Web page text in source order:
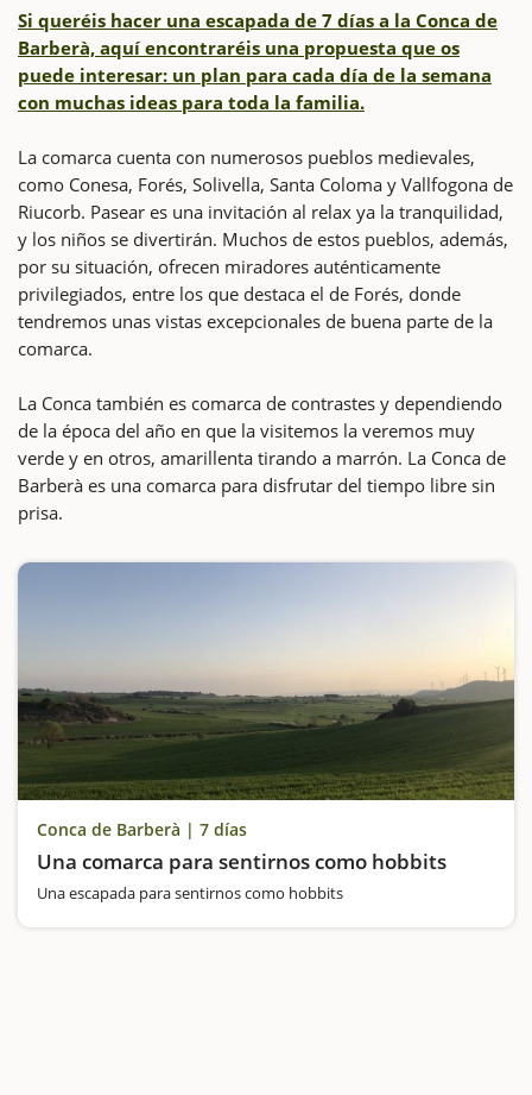
Si queréis hacer una escapada de 7 días a la Conca de
Barberà, aquí encontraréis una propuesta que os
puede interesar: un plan para cada día de la semana
con muchas ideas para toda la familia.
La comarca cuenta con numerosos pueblos medievales,
como Conesa, Forés, Solivella, Santa Coloma y Vallfogona de
Riucorb. Pasear es una invitación al relax ya la tranquilidad,
y los niños se divertirán. Muchos de estos pueblos, además,
por su situación, ofrecen miradores auténticamente
privilegiados, entre los que destaca el de Forés, donde
tendremos unas vistas excepcionales de buena parte de la
comarca.
La Conca también es comarca de contrastes y dependiendo
de la época del año en que la visitemos la veremos muy
verde y en otros, amarillenta tirando a marrón. La Conca de
Barberà es una comarca para disfrutar del tiempo libre sin
prisa.
Conca de Barberà | 7 días
Una comarca para sentirnos como hobbits
Una escapada para sentirnos como hobbits